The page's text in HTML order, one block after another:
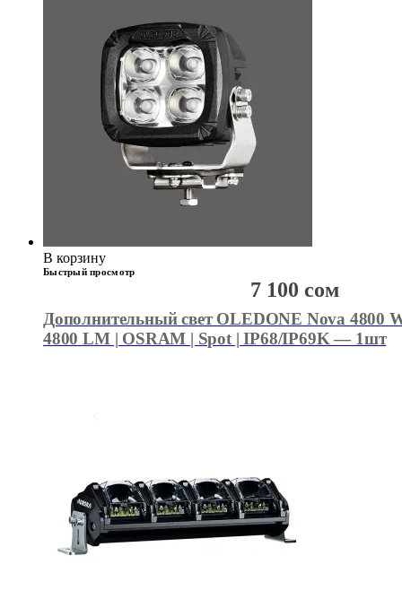
В корзину
Быстрый просмотр
Дополнительный свет OLEDONE Nova 4800
4800 LM | OSRAM | Spot | IP68/IP69K — 1шт
7 100 сом